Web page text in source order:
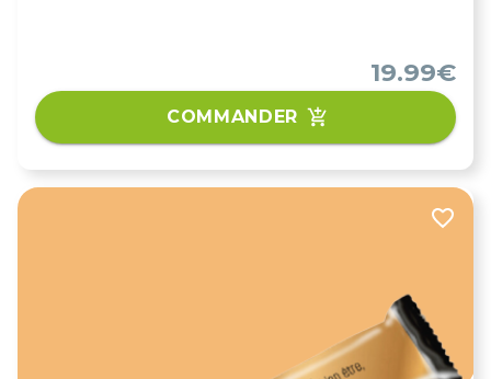
19.99€
COMMANDER